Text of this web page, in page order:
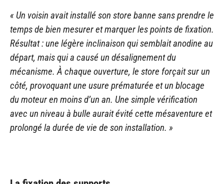
« Un voisin avait installé son store banne sans prendre le
temps de bien mesurer et marquer les points de fixation.
Résultat : une légère inclinaison qui semblait anodine au
départ, mais qui a causé un désalignement du
mécanisme. À chaque ouverture, le store forçait sur un
côté, provoquant une usure prématurée et un blocage
du moteur en moins d’un an. Une simple vérification
avec un niveau à bulle aurait évité cette mésaventure et
prolongé la durée de vie de son installation. »